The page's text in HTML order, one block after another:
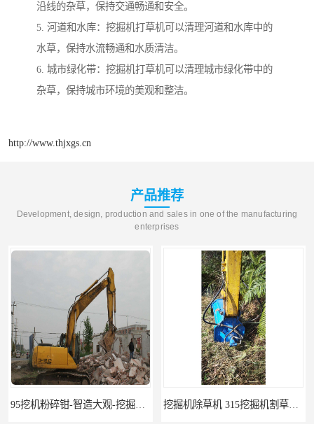
沿线的杂草，保持交通畅通和安全。
5. 河道和水库：挖掘机打草机可以清理河道和水库中的
水草，保持水流畅通和水质清洁。
6. 城市绿化带：挖掘机打草机可以清理城市绿化带中的
杂草，保持城市环境的美观和整洁。
http://www.thjxgs.cn
产品推荐
Development, design, production and sales in one of the manufacturing
enterprises